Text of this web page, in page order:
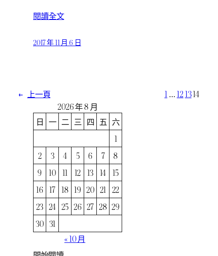
閱讀全文
2017 年 11 月 6 日
← 上一頁 1…121314
2026 年 8 月
日 一 二 三 四 五 六
1
2
3 4 5 6 7
8
9
10 11 12 13 14 15
16 17 18 19 20 21 22
23 24 25 26 27 28 29
30 31
« 10 月